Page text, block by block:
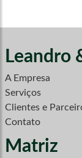
Leandro
A Empresa
Serviços
Clientes e
Contato
Matriz